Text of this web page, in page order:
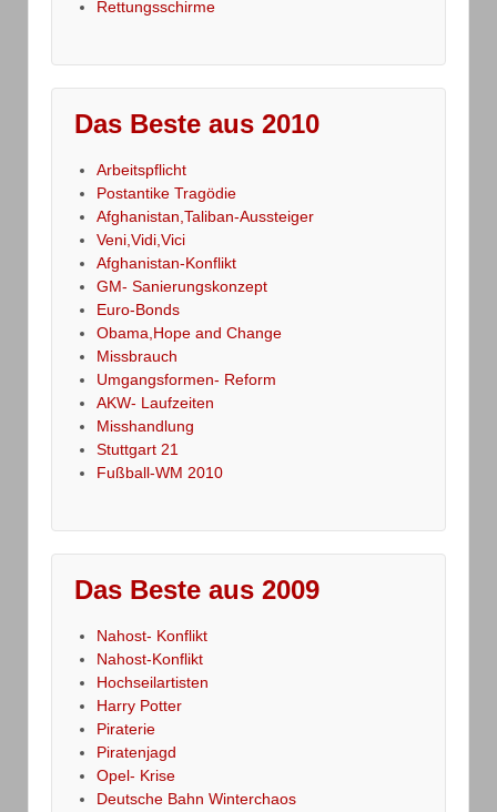
Rettungsschirme
Das Beste aus 2010
Arbeitspflicht
Postantike Tragödie
Afghanistan,Taliban-Aussteiger
Veni,Vidi,Vici
Afghanistan-Konflikt
GM- Sanierungskonzept
Euro-Bonds
Obama,Hope and Change
Missbrauch
Umgangsformen- Reform
AKW- Laufzeiten
Misshandlung
Stuttgart 21
Fußball-WM 2010
Das Beste aus 2009
Nahost- Konflikt
Nahost-Konflikt
Hochseilartisten
Harry Potter
Piraterie
Piratenjagd
Opel- Krise
Deutsche Bahn Winterchaos